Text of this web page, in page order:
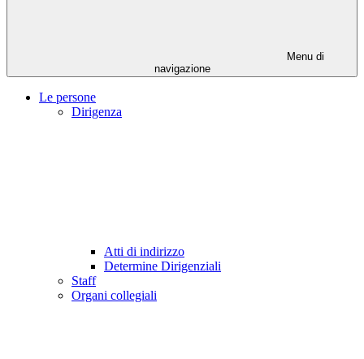
Menu di
navigazione
Le persone
Dirigenza
Atti di indirizzo
Determine Dirigenziali
Staff
Organi collegiali